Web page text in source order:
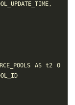
AS t2 O